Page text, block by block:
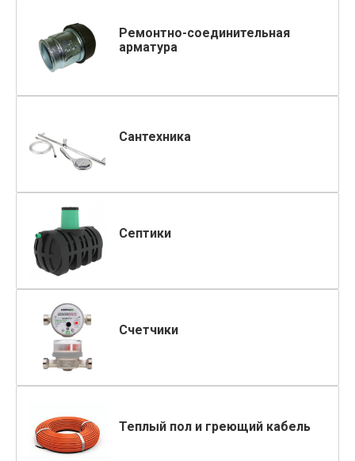
Ремонтно-соединительная
арматура
Сантехника
Септики
Счетчики
Теплый пол и греющий кабель